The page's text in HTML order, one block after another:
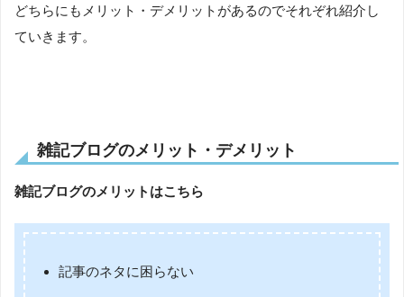
どちらにもメリット・デメリットがあるのでそれぞれ紹介し
ていきます。
雑記ブログのメリット・デメリット
雑記ブログのメリットはこちら
記事のネタに困らない